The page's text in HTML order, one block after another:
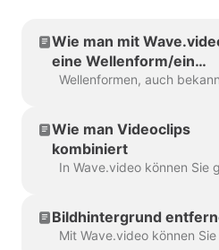
Wie man mit
eine Wellenform/ein
Audiogramm zu einem
Wie man Videoclips
kombiniert
Bildhintergrund